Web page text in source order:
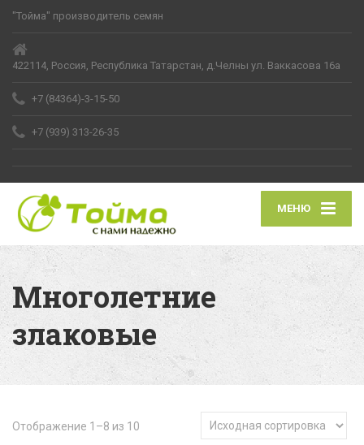
"Тойма" производитель семян
422114, Россия, Республика Татарстан, д.Челны ул. Ваккасова 16а
+7 (84364)-3-15-50
+7 (939) 313-26-35
МЕНЮ
Многолетние
злаковые
Отображение 1–8 из 10